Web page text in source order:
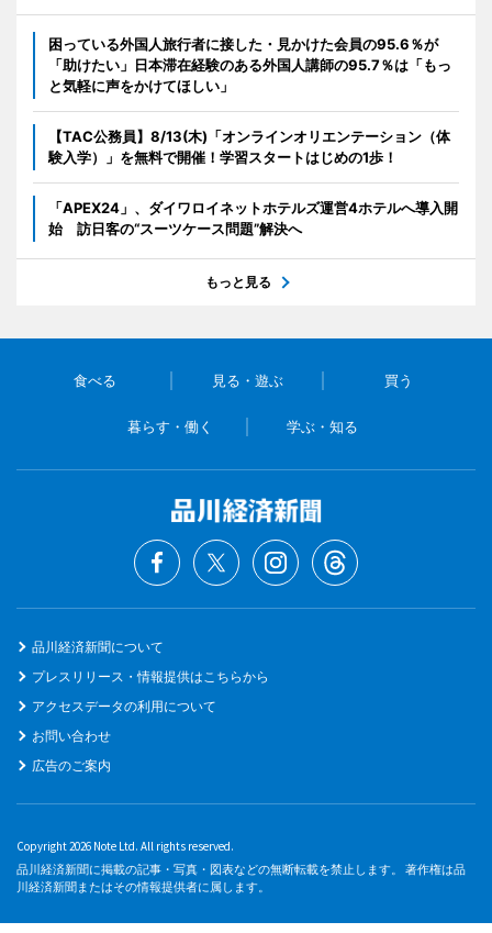
困っている外国人旅行者に接した・見かけた会員の95.6％が
「助けたい」日本滞在経験のある外国人講師の95.7％は「もっ
と気軽に声をかけてほしい」
【TAC公務員】8/13(木)「オンラインオリエンテーション（体
験入学）」を無料で開催！学習スタートはじめの1歩！
「APEX24」、ダイワロイネットホテルズ運営4ホテルへ導入開
始 訪日客の“スーツケース問題”解決へ
もっと見る
食べる 見る・遊ぶ 買う
暮らす・働く 学ぶ・知る
品川経済新聞について
プレスリリース・情報提供はこちらから
アクセスデータの利用について
お問い合わせ
広告のご案内
Copyright 2026 Note Ltd. All rights reserved.
品川経済新聞に掲載の記事・写真・図表などの無断転載を禁止します。 著作権は品
川経済新聞またはその情報提供者に属します。